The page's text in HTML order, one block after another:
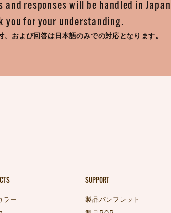
responses will be handled in
you for your understanding.
および回答は日本語のみでの対応となります。
ラー
SUPPORT
製品パンフレット